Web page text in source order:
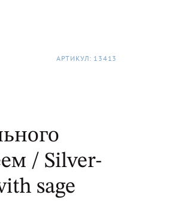
АРТИКУЛ: 13413
/ Silver-
sage